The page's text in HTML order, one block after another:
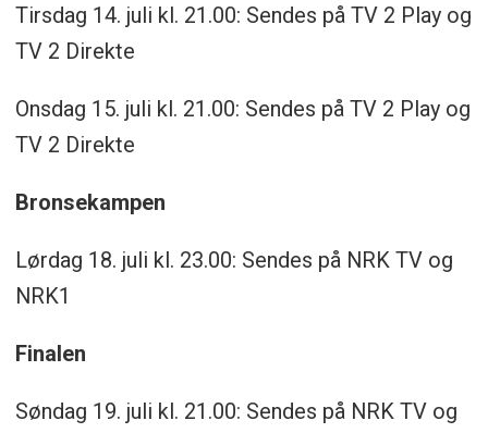
Tirsdag 14. juli kl. 21.00: Sendes på TV 2 Play og
TV 2 Direkte
Onsdag 15. juli kl. 21.00: Sendes på TV 2 Play og
TV 2 Direkte
Bronsekampen
Lørdag 18. juli kl. 23.00: Sendes på NRK TV og
NRK1
Finalen
Søndag 19. juli kl. 21.00: Sendes på NRK TV og